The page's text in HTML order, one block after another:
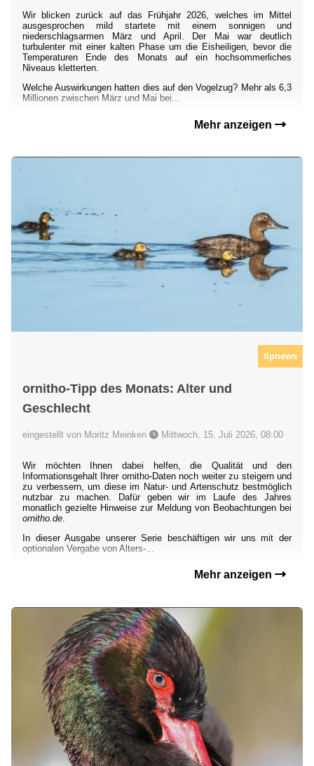
Wir blicken zurück auf das Frühjahr 2026, welches im Mittel
ausgesprochen mild startete mit einem sonnigen und
niederschlagsarmen März und April. Der Mai war deutlich
turbulenter mit einer kalten Phase um die Eisheiligen, bevor die
Temperaturen Ende des Monats auf ein hochsommerliches
Niveaus kletterten.
Welche Auswirkungen hatten dies auf den Vogelzug? Mehr als 6,3
Millionen zwischen März und Mai bei...
Mehr anzeigen
tipnews
ornitho-Tipp des Monats: Alter und
Geschlecht
eingestellt von Moritz Meinken Mittwoch, 15. Juli 2026, 08:00
Wir möchten Ihnen dabei helfen, die Qualität und den
Informationsgehalt Ihrer ornitho-Daten noch weiter zu steigern und
zu verbessern, um diese im Natur- und Artenschutz bestmöglich
nutzbar zu machen. Dafür geben wir im Laufe des Jahres
monatlich gezielte Hinweise zur Meldung von Beobachtungen bei
ornitho.de.
In dieser Ausgabe unserer Serie beschäftigen wir uns mit der
optionalen Vergabe von Alters-...
Mehr anzeigen